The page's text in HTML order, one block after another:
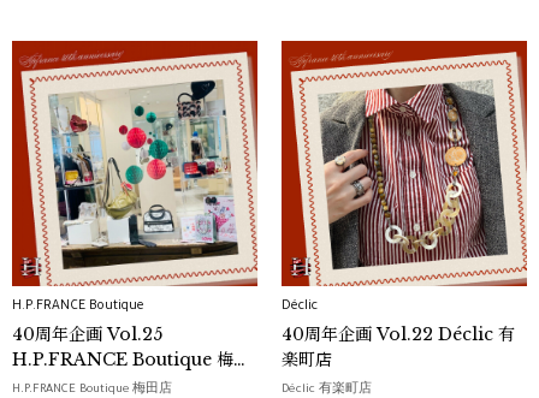
H.P.FRANCE Boutique
40周年企画 Vol.25
H.P.FRANCE Boutique 梅田
店
H.P.FRANCE Boutique 梅田店
Déclic
40周年企画 Vol.22 Déclic 有
楽町店
Déclic 有楽町店